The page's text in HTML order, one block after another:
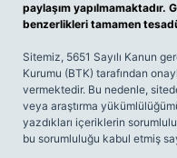
paylaşım yapılmamaktadır.
benzerlikleri tamamen
Sitemiz, 5651 Sayılı Kanun
Kurumu (BTK) tarafından
vermektedir. Bu nedenle,
veya araştırma
yazdıkları içeriklerin
bu sorumluluğu kabul etmiş